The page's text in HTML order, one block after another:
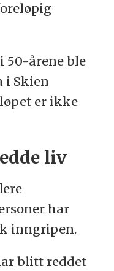
50-årene ble
i Skien
er ikke
liv
har
inngripen.
blitt reddet